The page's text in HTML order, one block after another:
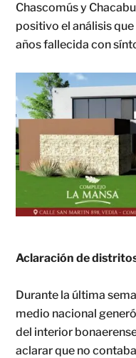
Chascomús y
positivo el análisis
años fallecida con
Aclaración de
Durante la última
medio nacional
del interior
aclarar que no